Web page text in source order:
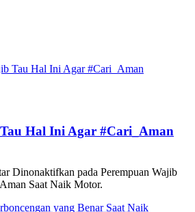
Hal Ini Agar #Cari_Aman
Dinonaktifkan pada Perempuan Wajib
Saat Naik Motor.